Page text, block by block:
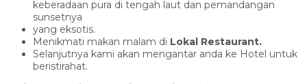
keberadaan pura di tengah laut dan pemandangan
sunsetnya
yang eksotis.
Menikmati makan malam di Lokal Restaurant.
Selanjutnya kami akan mengantar anda ke Hotel untuk
beristirahat.